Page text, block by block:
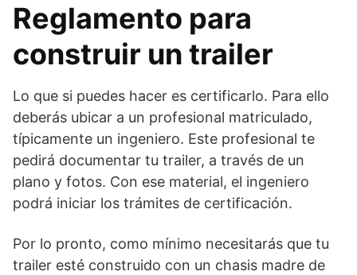
Reglamento para
construir un trailer
Lo que si puedes hacer es certificarlo. Para ello
deberás ubicar a un profesional matriculado,
típicamente un ingeniero. Este profesional te
pedirá documentar tu trailer, a través de un
plano y fotos. Con ese material, el ingeniero
podrá iniciar los trámites de certificación.
Por lo pronto, como mínimo necesitarás que tu
trailer esté construido con un chasis madre de